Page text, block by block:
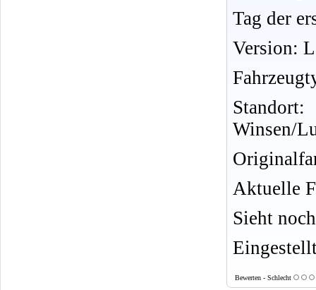
Tag der
Version:
Winsen/
Aktuelle
Sieht
Bewerten - Schlecht